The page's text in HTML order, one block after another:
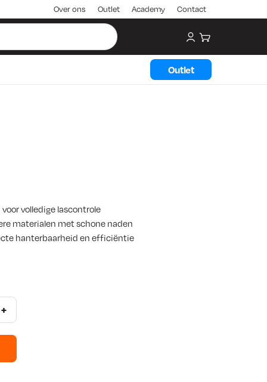
Over ons Outlet Academy Contact
My account
Winkelwagen
Outlet
volledige lascontrole
materialen met schone naden
hanterbaarheid en efficiëntie
+